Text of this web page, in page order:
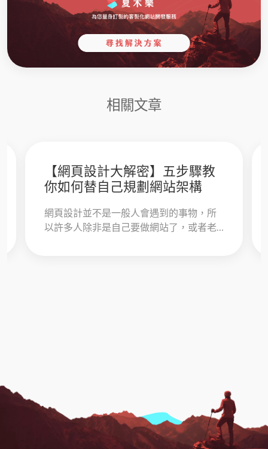
相關文章
【網頁設計大解密】五步驟教
你如何替自己規劃網站架構
網頁設計並不是一般人會遇到的事物，所
以許多人除非是自己要做網站了，或者老